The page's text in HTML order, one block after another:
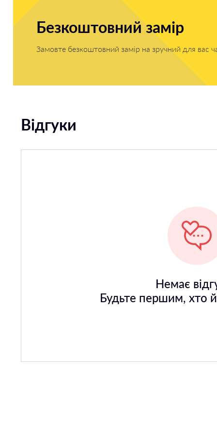
Безкоштовний замір
Замовте безкоштовний замір на зручний для вас
Відгуки
Немає
Будьте першим, хто